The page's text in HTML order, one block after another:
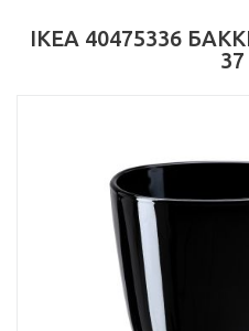
IKEA 40475336
37